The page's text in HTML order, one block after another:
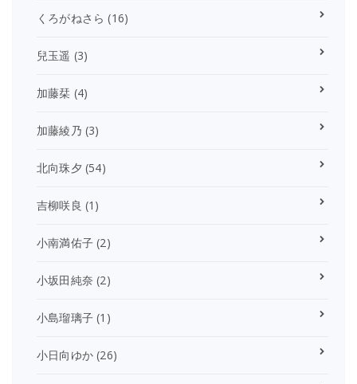
くろがねさら (16)
兒玉遥 (3)
加藤栞 (4)
加藤綾乃 (3)
北向珠夕 (54)
吉柳咲良 (1)
小南満佑子 (2)
小坂田純奈 (2)
小島瑠璃子 (1)
小日向ゆか (26)